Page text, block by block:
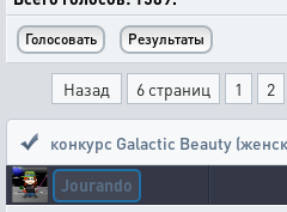
Назад 6 страниц 1 2
конкурс Galactic Beauty
Jourando